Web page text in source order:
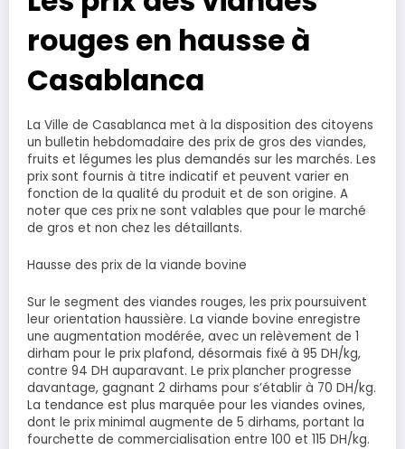
rouges en hausse à
Casablanca
La Ville de Casablanca met à la disposition des citoyens
un bulletin hebdomadaire des prix de gros des viandes,
fruits et légumes les plus demandés sur les marchés. Les
prix sont fournis à titre indicatif et peuvent varier en
fonction de la qualité du produit et de son origine. A
noter que ces prix ne sont valables que pour le marché
de gros et non chez les détaillants.
Hausse des prix de la viande bovine
Sur le segment des viandes rouges, les prix poursuivent
leur orientation haussière. La viande bovine enregistre
une augmentation modérée, avec un relèvement de 1
dirham pour le prix plafond, désormais fixé à 95 DH/kg,
contre 94 DH auparavant. Le prix plancher progresse
davantage, gagnant 2 dirhams pour s’établir à 70 DH/kg.
La tendance est plus marquée pour les viandes ovines,
dont le prix minimal augmente de 5 dirhams, portant la
fourchette de commercialisation entre 100 et 115 DH/kg.